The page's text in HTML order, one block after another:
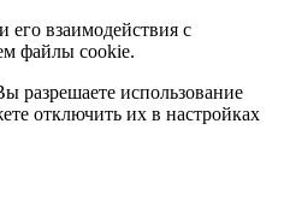
его взаимодействия с
файлы cookie.
разрешаете использование
отключить их в настройках